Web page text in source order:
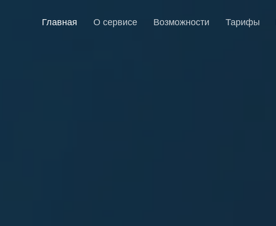
Главная О сервисе Возможности Тарифы